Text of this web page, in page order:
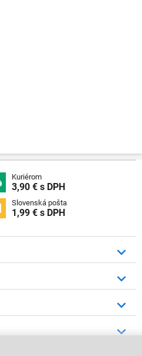
Kuriérom
3,90 € s DPH
Slovenská pošta
1,99 € s DPH